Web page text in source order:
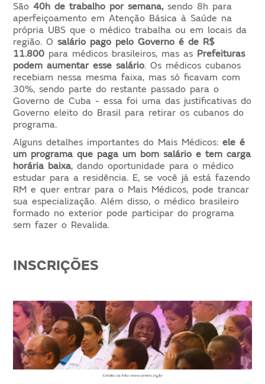
São40h de trabalho por semana,sendo 8h para
aperfeiçoamento em Atenção Básica à Saúde na
própria UBS que o médico trabalha ou em locais da
região. Osalário pago pelo Governo é de R$
11.800 para médicos brasileiros, mas as Prefeituras
podem aumentar esse salário. Os médicos cubanos
recebiam nessa mesma faixa, mas só ficavam com
30%, sendo parte do restante passado para o
Governo de Cuba - essa foi uma das justificativas do
Governo eleito do Brasil para retirar os cubanos do
programa.
Alguns detalhes importantes do Mais Médicos:ele é
um programa que paga um bom salário e tem carga
horária baixa, dando oportunidade para o médico
estudar para a residência. E, se você já está fazendo
RM e quer entrar para o Mais Médicos, pode trancar
sua especialização. Além disso, o médico brasileiro
formado no exterior pode participar do programa
sem fazer o Revalida.
INSCRIÇÕES